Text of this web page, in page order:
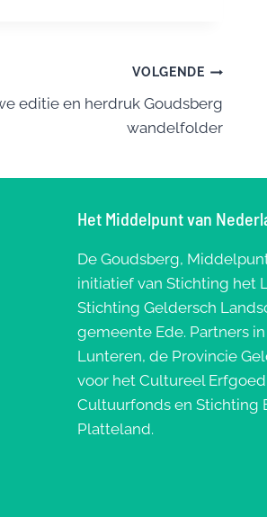
VOLGENDE
editie en herdruk Goudsberg
wandelfolder
Het Middelpunt van
De Goudsberg,
initiatief van Stichting het
Stichting Geldersch
gemeente Ede. Partners
Lunteren, de Provincie
voor het Cultureel
Cultuurfonds en Stichting
Platteland.